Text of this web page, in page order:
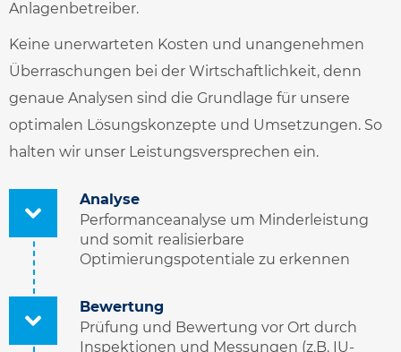
Anlagenbetreiber.
Keine unerwarteten Kosten und unangenehmen
Überraschungen bei der Wirtschaftlichkeit, denn
genaue Analysen sind die Grundlage für unsere
optimalen Lösungskonzepte und Umsetzungen. So
halten wir unser Leistungsversprechen ein.
Analyse
Performanceanalyse um Minderleistung
und somit realisierbare
Optimierungspotentiale zu erkennen
Bewertung
Prüfung und Bewertung vor Ort durch
Inspektionen und Messungen (z.B. IU-